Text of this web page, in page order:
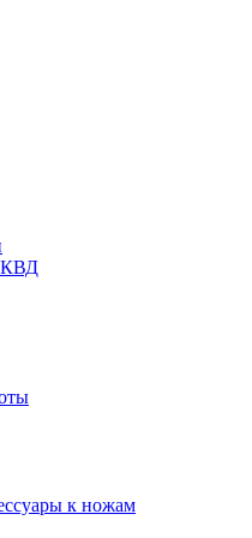
к ножам